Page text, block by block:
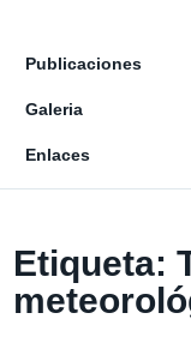
Publicaciones
Galeria
Enlaces
Etiqueta: